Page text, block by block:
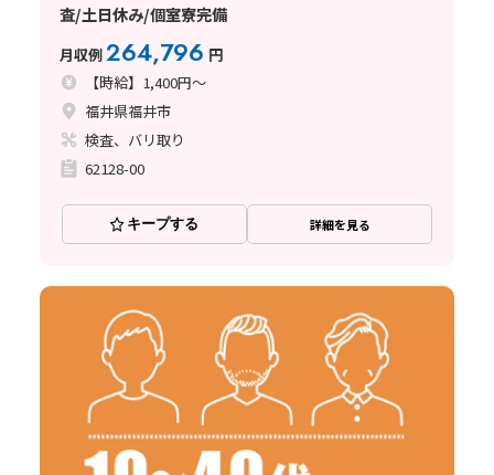
査/土日休み/個室寮完備
月収例264,796 円
【時給】1,400円～
福井県福井市
検査、バリ取り
62128-00
キープする 詳細を見る